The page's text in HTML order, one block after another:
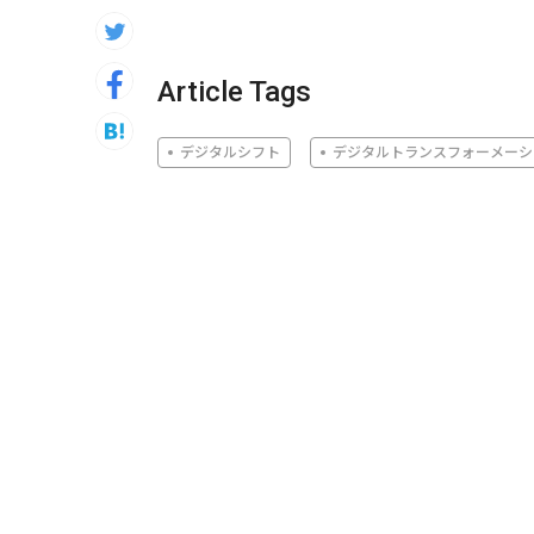
Article Tags
デジタルシフト デジタルトランスフォーメー